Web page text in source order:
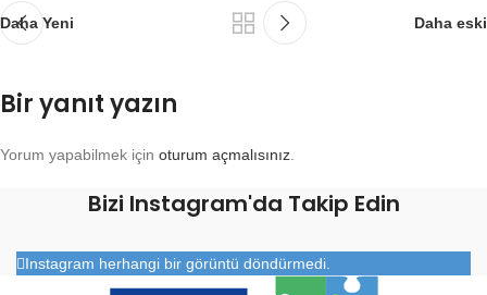
Daha Yeni Daha eski
Bir yanıt yazın
Yorum yapabilmek için oturum açmalısınız
Bizi Instagram'da Takip Edin
Instagram herhangi bir görüntü döndürmedi.